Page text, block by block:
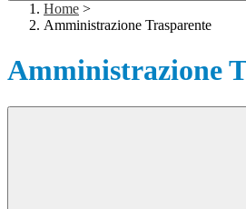
Home >
Amministrazione Trasparente
Amministrazione